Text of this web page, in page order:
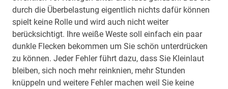
durch die Überbelastung eigentlich nichts dafür können
spielt keine Rolle und wird auch nicht weiter
berücksichtigt. Ihre weiße Weste soll einfach ein paar
dunkle Flecken bekommen um Sie schön unterdrücken
zu können. Jeder Fehler führt dazu, dass Sie Kleinlaut
bleiben, sich noch mehr reinknien, mehr Stunden
knüppeln und weitere Fehler machen weil Sie keine